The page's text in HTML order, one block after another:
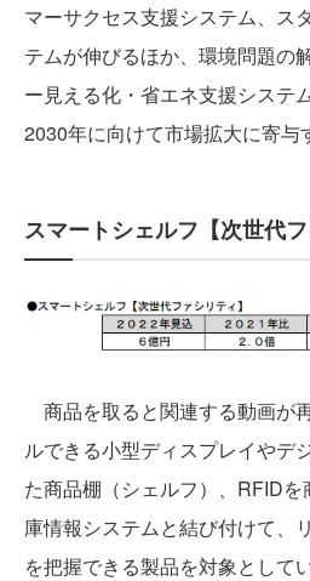
マーサクセス支援システム、ス
テムが伸びるほか、環境問題の
ー見える化・省エネ支援システ
2030年に向けて市場拡大に寄与
スマートシェルフ【次世代フ
商品を取ると関連する動画が
ルできる小型ディスプレイやデ
た商品棚（シェルフ）、RFID
庫情報システムと結び付けて、
を把握できる製品を対象としてい